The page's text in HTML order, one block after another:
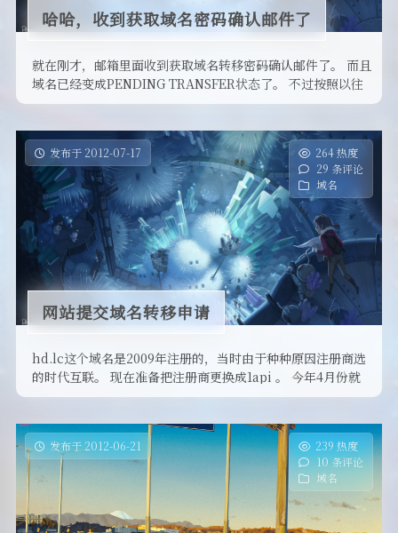
哈哈，收到获取域名密码确认邮件了
就在刚才，邮箱里面收到获取域名转移密码确认邮件了。 而且
域名已经变成PENDING TRANSFER状态了。 不过按照以往
的经验， …
发布于 2012-07-17
264 热度
29 条评论
域名
网站提交域名转移申请
hd.lc这个域名是2009年注册的，当时由于种种原因注册商选
的时代互联。 现在准备把注册商更换成1api 。 今年4月份就
申请过 …
发布于 2012-06-21
239 热度
10 条评论
域名